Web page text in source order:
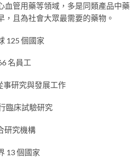
血管用藥等領域，多是同類產品中藥
，且為社會大眾最需要的藥物。
125 個國家
名員工
事研究與發展工作
臨床試驗研究
研究機構
13 個國家